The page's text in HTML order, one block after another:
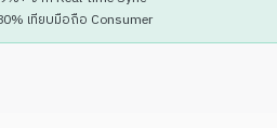
เทียบมือถือ Consumer